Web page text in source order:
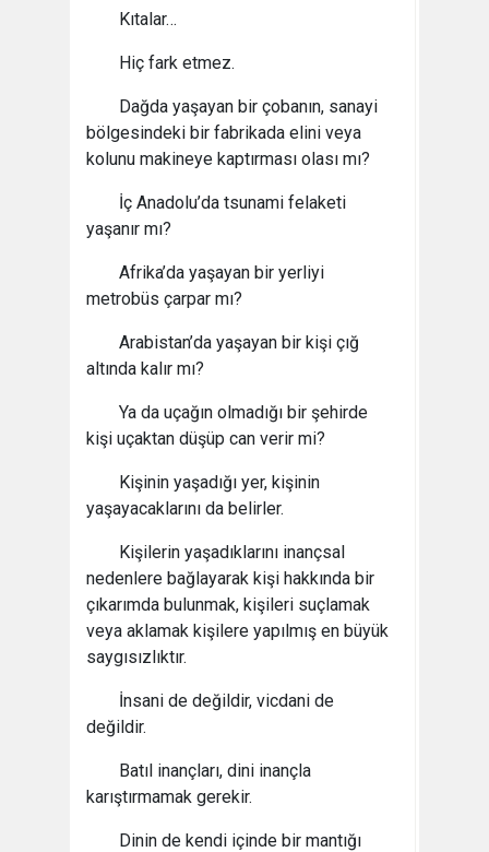
Kıtalar…
Hiç fark etmez.
Dağda yaşayan bir çobanın, sanayi
bölgesindeki bir fabrikada elini veya
kolunu makineye kaptırması olası mı?
İç Anadolu’da tsunami felaketi
yaşanır mı?
Afrika’da yaşayan bir yerliyi
metrobüs çarpar mı?
Arabistan’da yaşayan bir kişi çığ
altında kalır mı?
Ya da uçağın olmadığı bir şehirde
kişi uçaktan düşüp can verir mi?
Kişinin yaşadığı yer, kişinin
yaşayacaklarını da belirler.
Kişilerin yaşadıklarını inançsal
nedenlere bağlayarak kişi hakkında bir
çıkarımda bulunmak, kişileri suçlamak
veya aklamak kişilere yapılmış en büyük
saygısızlıktır.
İnsani de değildir, vicdani de
değildir.
Batıl inançları, dini inançla
karıştırmamak gerekir.
Dinin de kendi içinde bir mantığı